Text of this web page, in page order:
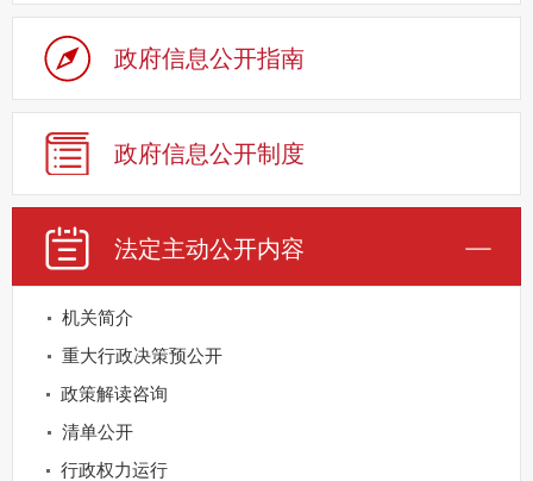
政府信息公开指南
政府信息公开制度
法定主动公开内容
机关简介
重大行政决策预公开
政策解读咨询
清单公开
行政权力运行